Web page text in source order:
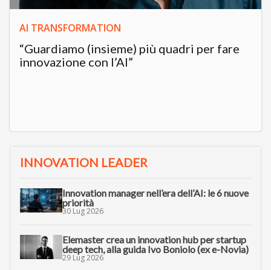
AI TRANSFORMATION
“Guardiamo (insieme) più quadri per fare
innovazione con l’AI”
INNOVATION LEADER
Innovation manager nell’era dell’AI: le 6 nuove
priorità
30 Lug 2026
Elemaster crea un innovation hub per startup
deep tech, alla guida Ivo Boniolo (ex e-Novia)
29 Lug 2026